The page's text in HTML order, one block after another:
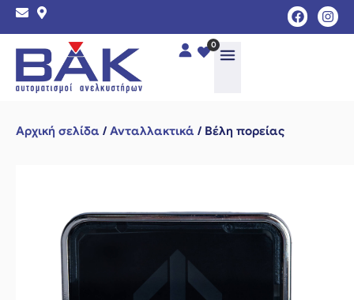
0
Αρχική σελίδα / Ανταλλακτικά / Βέλη πορείας